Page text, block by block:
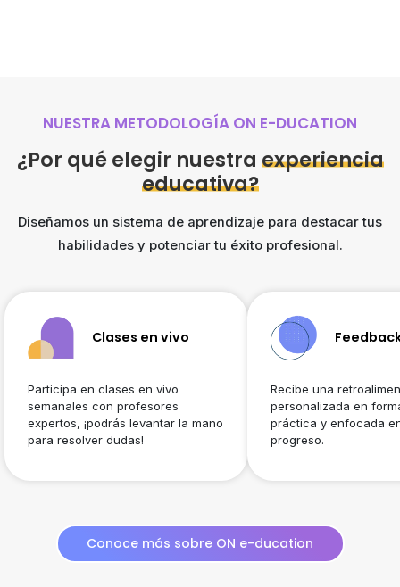
NUESTRA METODOLOGÍA ON E-DUCATION
¿Por qué elegir nuestra experiencia
educativa?
Diseñamos un sistema de aprendizaje para destacar tus
habilidades y potenciar tu éxito profesional.
Participa en clases en vivo
semanales con profesores
expertos, ¡podrás levantar la mano
para resolver dudas!
Clases en vivo
Recibe una
personalizada en
práctica y enfocada
progreso.
Conoce más sobre ON e-ducation